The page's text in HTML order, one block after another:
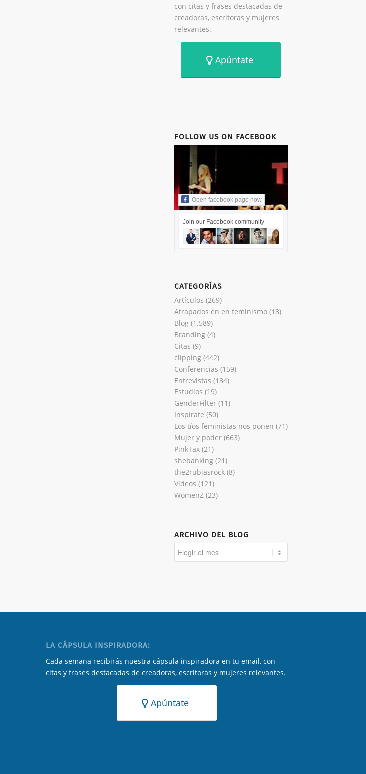
con citas y frases destacadas de
creadoras, escritoras y mujeres
relevantes.
Apúntate
FOLLOW US ON FACEBOOK
Open facebook page now
Join our Facebook community
CATEGORÍAS
Artículos (269)
Atrapados en en feminismo(18)
Blog(1.589)
Branding(4)
Citas (9)
clipping(442)
Conferencias (159)
Entrevistas (134)
Estudios (19)
GenderFilter(11)
Inspírate (50)
Los tíos feministas nos ponen (71)
Mujer y poder(663)
PinkTax(21)
shebanking(21)
the2rubiasrock(8)
Videos (121)
WomenZ(23)
ARCHIVO DEL BLOG
LA CÁPSULA INSPIRADORA:
Cada semana recibirás nuestra cápsula inspiradora en tu email, con
citas y frases destacadas de creadoras, escritoras y mujeres relevantes.
Apúntate